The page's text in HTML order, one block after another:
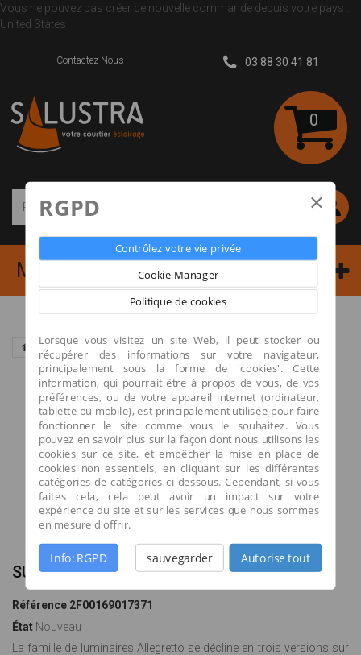
×
RGPD
Contrôlez votre vie privée
Cookie Manager
Politique de cookies
Lorsque vous visitez un site Web, il peut stocker ou
récupérer des informations sur votre navigateur,
principalement sous la forme de 'cookies'. Cette
information, qui pourrait être à propos de vous, de vos
préférences, ou de votre appareil internet (ordinateur,
tablette ou mobile), est principalement utilisée pour faire
fonctionner le site comme vous le souhaitez. Vous
pouvez en savoir plus sur la façon dont nous utilisons les
cookies sur ce site, et empêcher la mise en place de
cookies non essentiels, en cliquant sur les différentes
catégories de catégories ci-dessous. Cependant, si vous
faites cela, cela peut avoir un impact sur votre
expérience du site et sur les services que nous sommes
en mesure d'offrir.
Info: RGPD sauvegarder Autorise tout
Vous ne pouvez pas créer de nouvelle commande depuis votre pays :
United States
Contactez-Nous 03 88 30 41 81
0
MENU
SUSPENSION ALLEGRETTO ASSAI
Agrandir l'image
SUSPENSION ALLEGRETTO ASSAI
Référence 2F00169017371
État Nouveau
La famille de luminaires Allegretto se décline en trois versions sur